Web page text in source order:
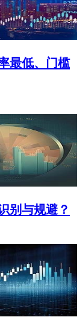
最低、门槛
别与规避？